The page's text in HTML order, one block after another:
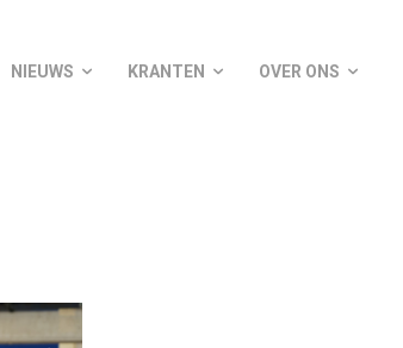
NIEUWS KRANTEN OVER ONS